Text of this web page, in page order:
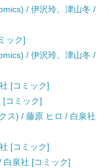
/ 伊沢玲、津山冬 /
ック]
/ 伊沢玲、津山冬 /
[コミック]
[コミック]
ス) / 藤原 ヒロ / 白泉社
[コミック]
白泉社 [コミック]